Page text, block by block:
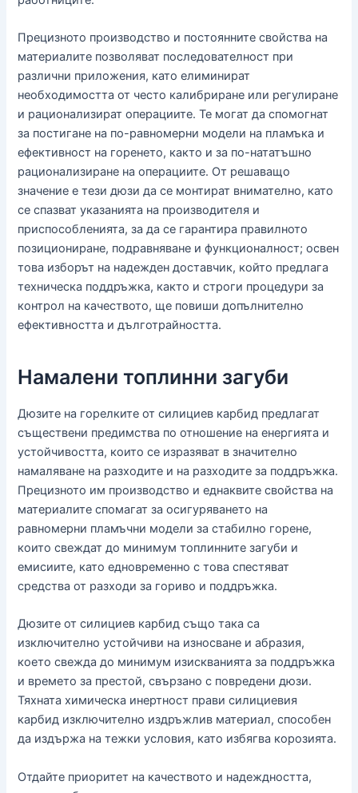
Прецизното производство и постоянните свойства на
материалите позволяват последователност при
различни приложения, като елиминират
необходимостта от често калибриране или регулиране
и рационализират операциите. Те могат да спомогнат
за постигане на по-равномерни модели на пламъка и
ефективност на горенето, както и за по-нататъшно
рационализиране на операциите. От решаващо
значение е тези дюзи да се монтират внимателно, като
се спазват указанията на производителя и
приспособленията, за да се гарантира правилното
позициониране, подравняване и функционалност; освен
това изборът на надежден доставчик, който предлага
техническа поддръжка, както и строги процедури за
контрол на качеството, ще повиши допълнително
ефективността и дълготрайността.
Намалени топлинни загуби
Дюзите на горелките от силициев карбид предлагат
съществени предимства по отношение на енергията и
устойчивостта, които се изразяват в значително
намаляване на разходите и на разходите за поддръжка.
Прецизното им производство и еднаквите свойства на
материалите спомагат за осигуряването на
равномерни пламъчни модели за стабилно горене,
които свеждат до минимум топлинните загуби и
емисиите, като едновременно с това спестяват
средства от разходи за гориво и поддръжка.
Дюзите от силициев карбид също така са
изключително устойчиви на износване и абразия,
което свежда до минимум изискванията за поддръжка
и времето за престой, свързано с повредени дюзи.
Тяхната химическа инертност прави силициевия
карбид изключително издръжлив материал, способен
да издържа на тежки условия, като избягва корозията.
Отдайте приоритет на качеството и надеждността,